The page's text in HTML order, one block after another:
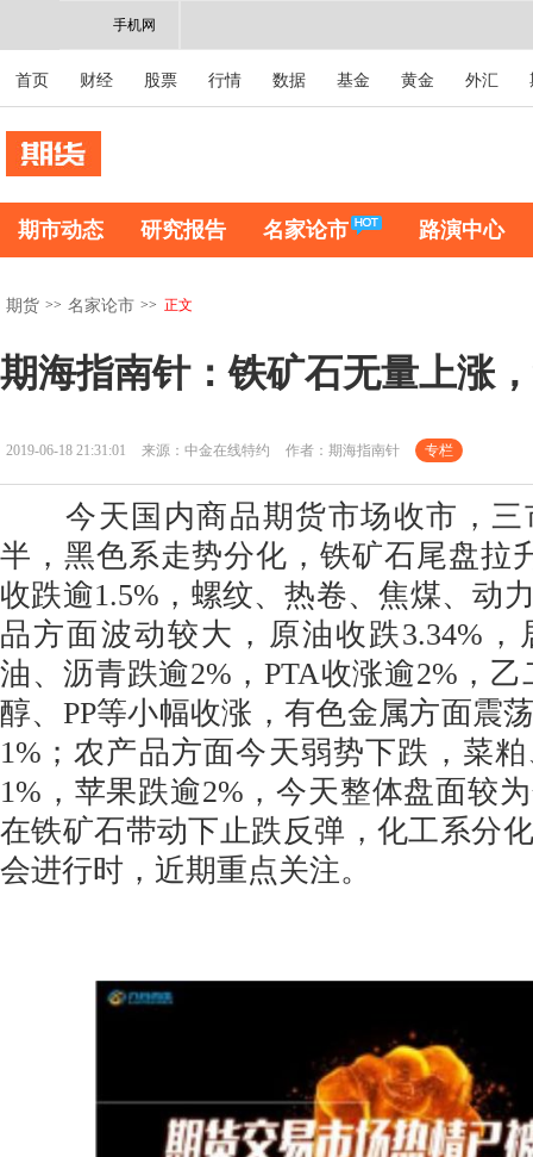
手机网
首页 财经 股票 行情 数据 基金 黄金 外汇
期市动态 研究报告 名家论市 路演中心
期货 >> 名家论市 >> 正文
期海指南针：铁矿石无量上涨
2019-06-18 21:31:01 来源：中金在线特约 作者：期海指南针 专栏
今天国内商品期货市场收市，三
半，黑色系走势分化，铁矿石尾盘拉
收跌逾1.5%，螺纹、热卷、焦煤、动
品方面波动较大，原油收跌3.34%
油、沥青跌逾2%，PTA收涨逾2%，
醇、PP等小幅收涨，有色金属方面震
1%；农产品方面今天弱势下跌，菜
1%，苹果跌逾2%，今天整体盘面较
在铁矿石带动下止跌反弹，化工系分
会进行时，近期重点关注。